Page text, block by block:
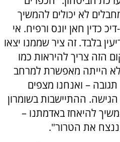
לא יכולים להמשיך
כדין חאן יונס ורפיח. אי
בלבד. זה ציר שממנו יצאו
הזה צריך להיראות כמו
לא הייתה מאפשרת למרחב
– ואנחנו מצפים
ההתיישבות בשומרון
להיאחז באדמתנו –
ננצח את הטרור".